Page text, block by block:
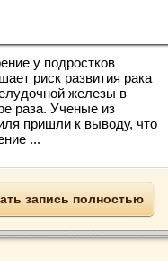
у подростков
риск развития рака
железы в
раза. Ученые из
пришли к выводу, что
...
запись полностью